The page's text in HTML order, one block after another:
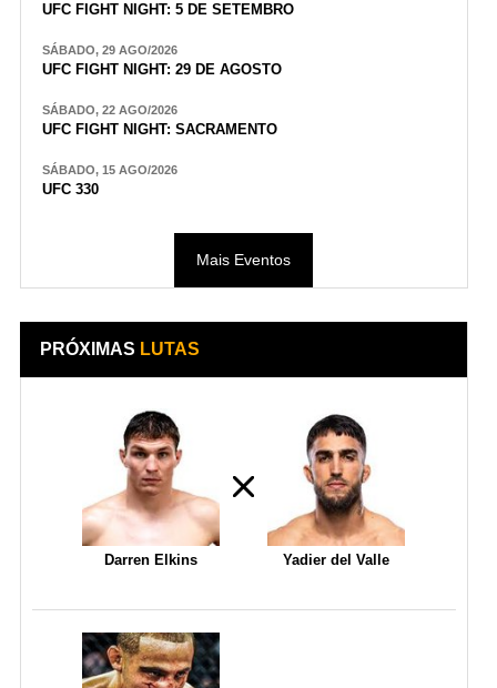
UFC FIGHT NIGHT: 5 DE SETEMBRO
SÁBADO, 29 AGO/2026
UFC FIGHT NIGHT: 29 DE AGOSTO
SÁBADO, 22 AGO/2026
UFC FIGHT NIGHT: SACRAMENTO
SÁBADO, 15 AGO/2026
UFC 330
Mais Eventos
PRÓXIMAS LUTAS
Darren Elkins Yadier del Valle